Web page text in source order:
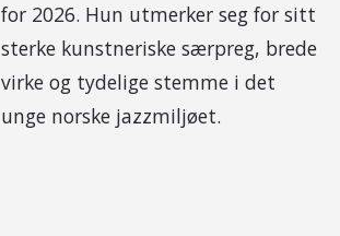
for 2026. Hun utmerker seg for sitt
sterke kunstneriske særpreg, brede
virke og tydelige stemme i det
unge norske jazzmiljøet.